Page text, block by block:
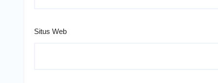
Situs Web